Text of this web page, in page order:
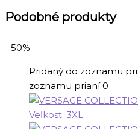
Podobné produkty
- 50%
Pridaný do zoznamu
zoznamu prianí 0